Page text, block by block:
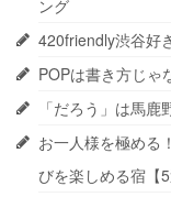
ング
420friendly渋谷好
POPは書き方じゃ
「だろう」は馬
お一人様を極める
びを楽しめる宿【5